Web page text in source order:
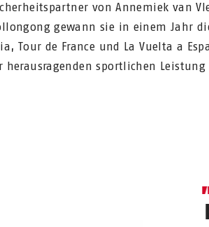
von Annemiek van
gewann sie in einem Jahr
Tour de France und La Vuelta a
herausragenden sportlichen Leistung